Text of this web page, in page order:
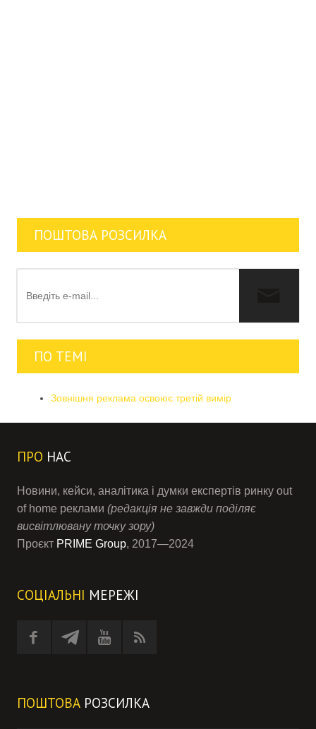
ПОШТОВА РОЗСИЛКА
ПО ТЕМІ
Зовнішня реклама освоює третій вимір
ПРО НАС
Новини, кейси, аналітика і думки експертів ринку out
of home реклами (редакція не завжди поділяє
висвітлювану точку зору)
Проєкт PRIME Group, 2017—2024
СОЦІАЛЬНІ МЕРЕЖІ
ПОШТОВА РОЗСИЛКА